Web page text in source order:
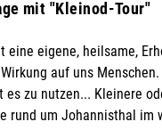
mit "Kleinod-Tour"
eine eigene, heilsame,
auf uns
zu nutzen... Kleinere
rund um Johannisthal im